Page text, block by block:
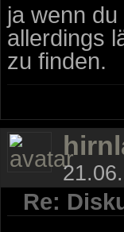
ja wenn
allerdings
zu finden.
Re: